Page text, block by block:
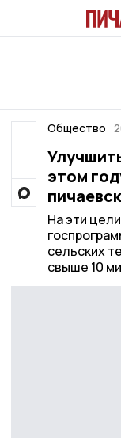
Общество
этом
На эти
сельских
свыше 10